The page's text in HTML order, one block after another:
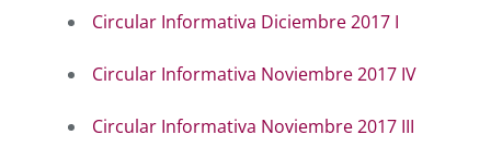
Circular Informativa Diciembre 2017 I
Circular Informativa Noviembre 2017 IV
Circular Informativa Noviembre 2017 III